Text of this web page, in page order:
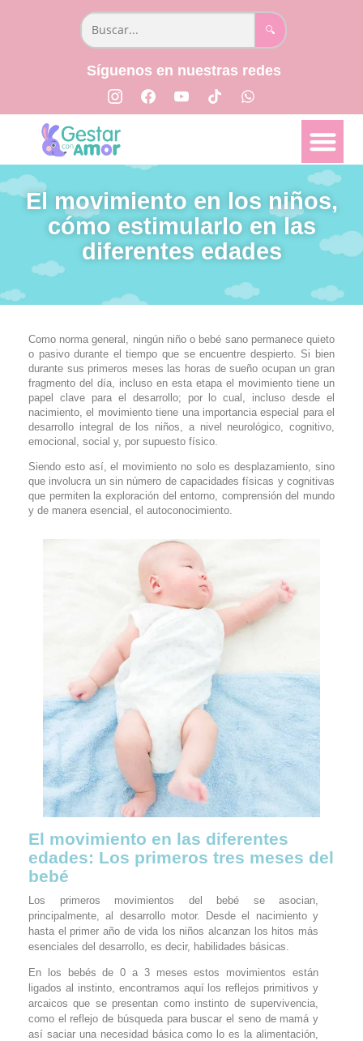
🔍
Síguenos en nuestras redes
El movimiento en los niños,
cómo estimularlo en las
diferentes edades
Como norma general, ningún niño o bebé sano permanece quieto
o pasivo durante el tiempo que se encuentre despierto. Si bien
durante sus primeros meses las horas de sueño ocupan un gran
fragmento del día, incluso en esta etapa el movimiento tiene un
papel clave para el desarrollo; por lo cual, incluso desde el
nacimiento, el movimiento tiene una importancia especial para el
desarrollo integral de los niños, a nivel neurológico, cognitivo,
emocional, social y, por supuesto físico.
Siendo esto así, el movimiento no solo es desplazamiento, sino
que involucra un sin número de capacidades físicas y cognitivas
que permiten la exploración del entorno, comprensión del mundo
y de manera esencial, el autoconocimiento.
El movimiento en las diferentes
edades: Los primeros tres meses del
bebé
Los primeros movimientos del bebé se asocian,
principalmente, al desarrollo motor. Desde el nacimiento y
hasta el primer año de vida los niños alcanzan los hitos más
esenciales del desarrollo, es decir, habilidades básicas.
En los bebés de 0 a 3 meses estos movimientos están
ligados al instinto, encontramos aquí los reflejos primitivos y
arcaicos que se presentan como instinto de supervivencia,
como el reflejo de búsqueda para buscar el seno de mamá y
así saciar una necesidad básica como lo es la alimentación,